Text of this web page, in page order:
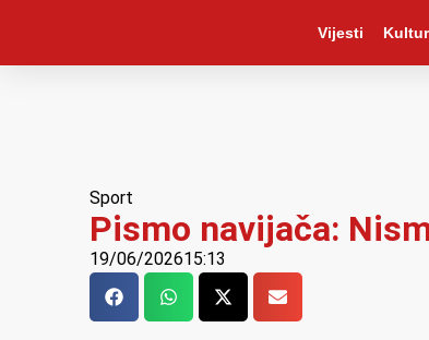
Vijesti
Sport
Pismo navijača:
19/06/202615:13